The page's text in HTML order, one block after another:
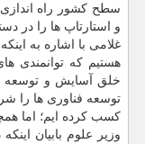
سطح كشور راه اندازی
و استارتاپ ها را در
غلامی با اشاره به
هستیم كه توانمندی
خلق آسایش و توسعه
توسعه فناوری ها را
كسب كرده ایم؛ اما
وزیر علوم بابیان